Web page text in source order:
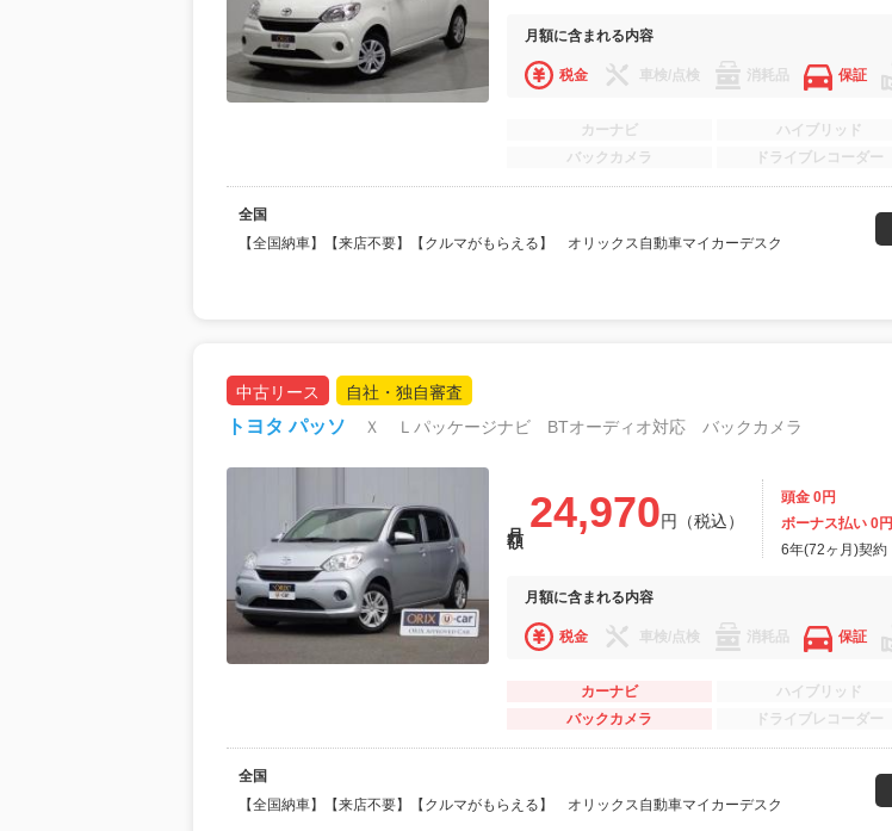
月額に含まれる内容
税金 車検/点検 消耗品 保証
カーナビ ハイブリッド
バックカメラ
ドライブレコーダー
全国
【全国納車】【来店不要】【クルマがもらえる】 オリックス自動車マイカーデスク
中古リース 自社・独自審査
トヨタ パッソ Ｘ Ｌパッケージナビ BTオーディオ対応 バックカメラ
24,970円（税込）
頭金 0円
ボーナス払い 0円
6年(72ヶ月)契約
月額に含まれる内容
税金 車検/点検 消耗品 保証
カーナビ ハイブリッド
バックカメラ
ドライブレコーダー
全国
【全国納車】【来店不要】【クルマがもらえる】 オリックス自動車マイカーデスク